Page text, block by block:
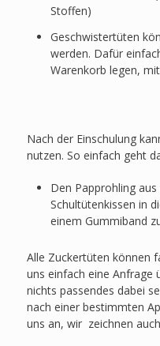
Stoffen)
Geschwistertüten
werden. Dafür
Warenkorb legen,
Nach der Einschulung
nutzen. So einfach geht
Den Papprohling
Schultütenkissen in
einem Gummiband
Alle Zuckertüten können
uns einfach eine Anfrage
nichts passendes dabei
nach einer bestimmten
uns an, wir zeichnen